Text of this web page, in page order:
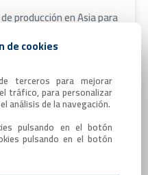
de cookies
terceros para mejorar
tráfico, para personalizar
análisis de la navegación.
pulsando en el botón
pulsando en el botón
producción en Asia para
a cabo conequipos de